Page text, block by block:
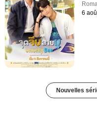
6
Nouvelles